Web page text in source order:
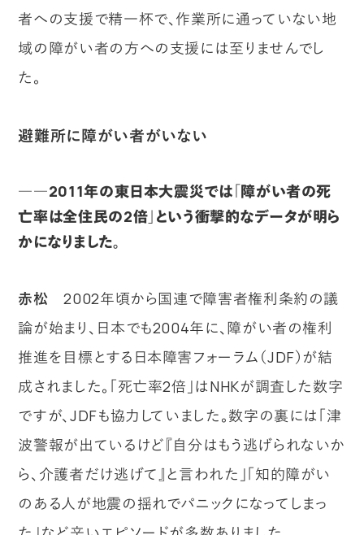
者への支援で精一杯で、作業所に通っていない地
域の障がい者の方への支援には至りませんでし
た。
避難所に障がい者がいない
――2011年の東日本大震災では「障がい者の死
亡率は全住民の2倍」という衝撃的なデータが明ら
かになりました。
赤松 2002年頃から国連で障害者権利条約の議
論が始まり、日本でも2004年に、障がい者の権利
推進を目標とする日本障害フォーラム（JDF）が結
成されました。「死亡率2倍」はNHKが調査した数字
ですが、JDFも協力していました。数字の裏には「津
波警報が出ているけど『自分はもう逃げられないか
ら、介護者だけ逃げて』と言われた」「知的障がい
のある人が地震の揺れでパニックになってしまっ